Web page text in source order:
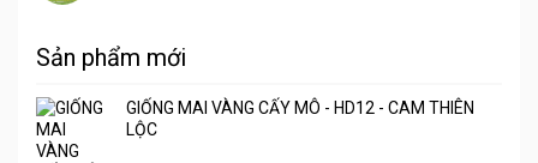
Sản phẩm mới
GIỐNG MAI VÀNG CẤY MÔ - HD12 - CAM THIÊN
LỘC